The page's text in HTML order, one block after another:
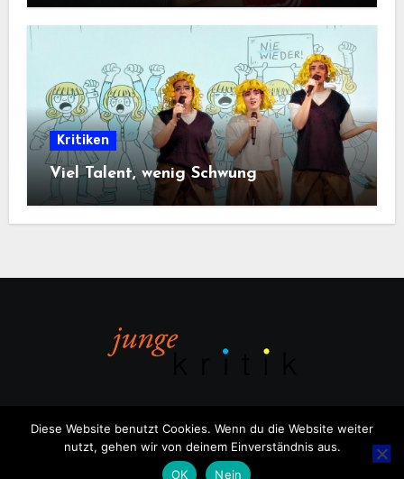
Kritiken
Viel Talent, wenig Schwung
Copyright © All rights reserved |Blogusvon
Themeansar
Diese Website benutzt Cookies. Wenn du die Website weiter
nutzt, gehen wir von deinem Einverständnis aus.
OK
Nein